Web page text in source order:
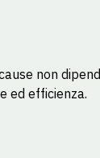
non
ed efficienza.